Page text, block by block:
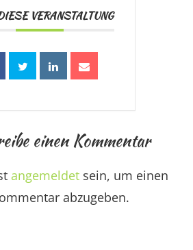
VERANSTALTUNG
einen Kommentar
angemeldet sein, um einen
abzugeben.